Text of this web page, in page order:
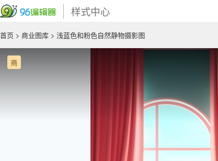
样式中心
首页 > 商业图库 > 浅蓝色和粉色自然静物摄影图
商